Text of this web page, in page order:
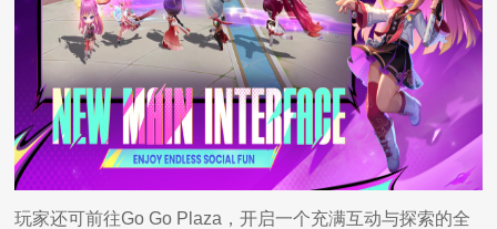
玩家还可前往Go Go Plaza，开启一个充满互动与探索的全